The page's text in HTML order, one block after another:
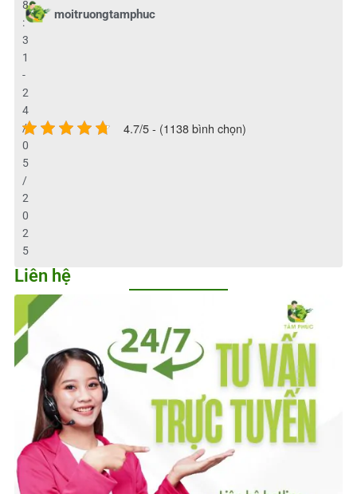
moitruongtamphuc
8
:
3
1
-
2
4
/
0
5
/
2
0
2
5
4.7/5 - (1138 bình chọn)
Liên hệ